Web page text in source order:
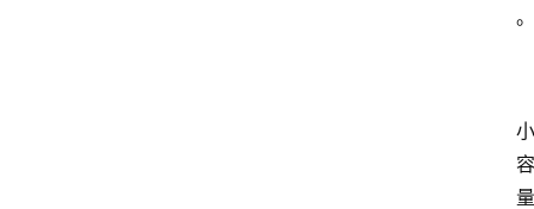
。
小
容
量